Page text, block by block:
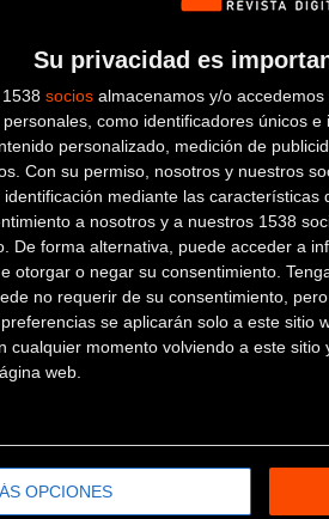
Su privacidad es
socios almacenamos y/o
como identificadores únicos
personalizado, medición de
Con su permiso, nosotros y nuestros
mediante las características
a nosotros y a nuestros 1538
De forma alternativa, puede acceder a
otorgar o negar su consentimiento.
no requerir de su consentimiento,
se aplicarán solo a este sitio
cualquier momento volviendo a este
web.
OPCIONES